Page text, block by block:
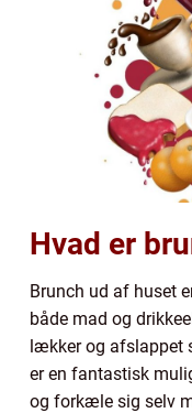
Hvad er
Brunch ud af huset
både mad og
lækker og afslappet
er en fantastisk
og forkæle sig selv